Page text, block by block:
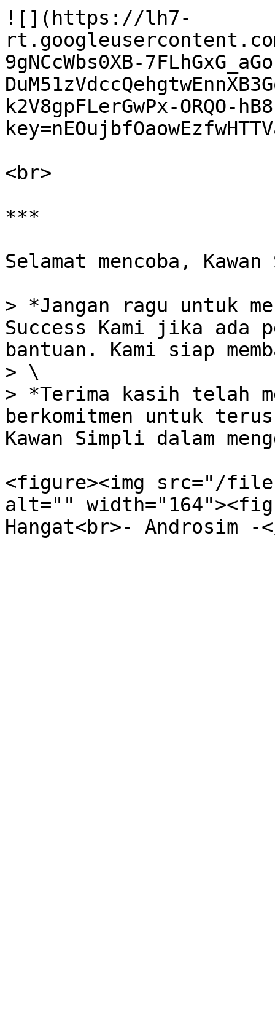
![](https://lh7-
rt.googleusercontent.com/
9gNCcWbs0XB-
k2V8gpFLerGwPx-ORQO-
<br>
***
Selamat mencoba,
> *Jangan ragu untuk
Success Kami jika ada
bantuan. Kami siap
> \
> *Terima kasih telah
berkomitmen untuk
Kawan Simpli dalam
<figure><img src="/files/
alt=""